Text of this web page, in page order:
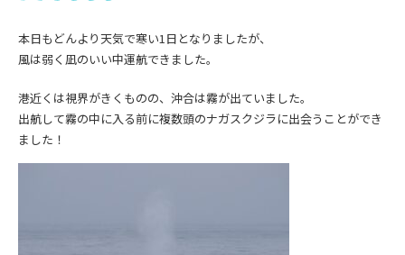
本日もどんより天気で寒い1日となりましたが、
風は弱く凪のいい中運航できました。
港近くは視界がきくものの、沖合は霧が出ていました。
出航して霧の中に入る前に複数頭のナガスクジラに出会うことができ
ました！